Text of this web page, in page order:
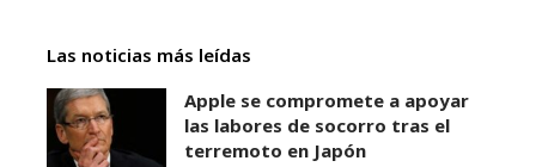
Las noticias más leídas
Apple se compromete a apoyar
las labores de socorro tras el
terremoto en Japón